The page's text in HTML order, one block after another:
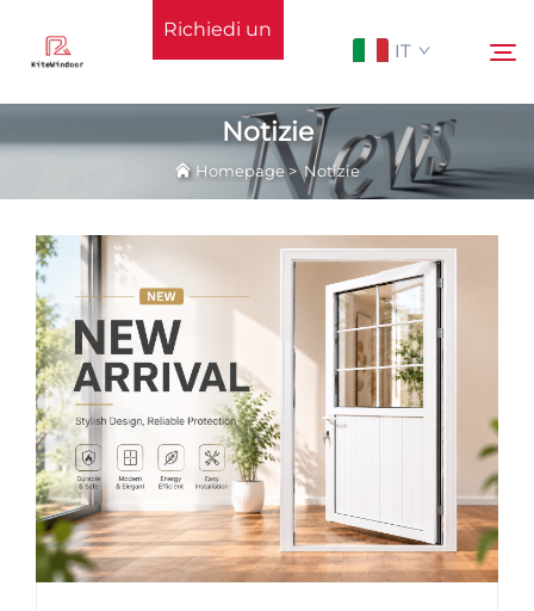
Richiedi un
IT
Supporto
Prodotti
Applicazione
Notizie
Contattaci
Notizie
Homepage>Notizie